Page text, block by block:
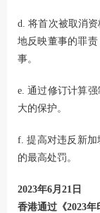
d. 将首次被取消
地反映董事的罪
事。
e. 通过修订计算
大的保护。
f. 提高对违反新加
的最高处罚。
2023年6月21日
香港通过《2023年